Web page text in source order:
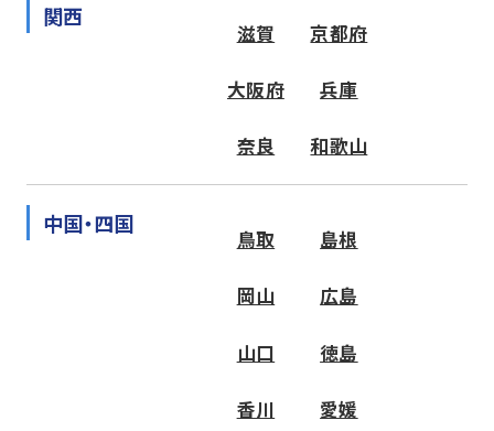
関西
滋賀 京都府
大阪府 兵庫
奈良 和歌山
中国・四国
鳥取 島根
岡山 広島
山口 徳島
香川 愛媛